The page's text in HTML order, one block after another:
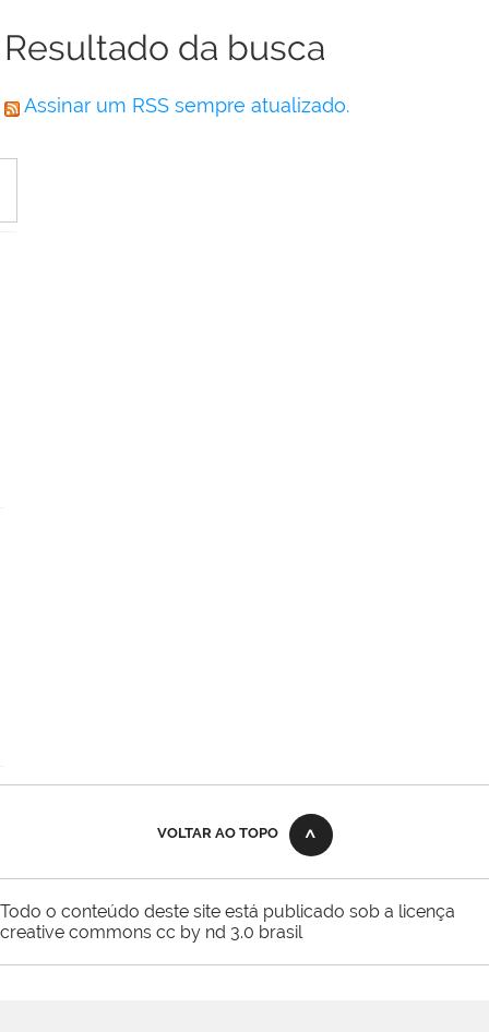
Resultado da busca
Assinar um RSS sempre atualizado.
VOLTAR AO TOPO
Todo o conteúdo deste site está publicado sob a licença
creative commons cc by nd 3.0 brasil